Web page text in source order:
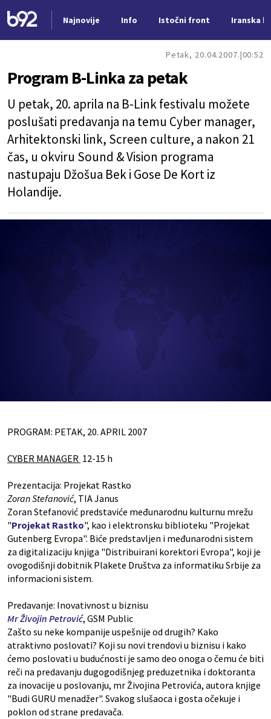
Najnovije Info Istočni front Iranska
Petak, 20.04.2007. 00:52
Program B-Linka za petak
U petak, 20. aprila na B-Link festivalu možete
poslušati predavanja na temu Cyber manager,
Arhitektonski link, Screen culture, a nakon 21
čas, u okviru Sound & Vision programa
nastupaju Džošua Bek i Gose De Kort iz
Holandije.
PROGRAM: PETAK, 20. APRIL 2007
CYBER MANAGER 12-15 h
Prezentacija: Projekat Rastko
Zoran Stefanović, TIA Janus
Zoran Stefanović predstaviće međunarodnu kulturnu mrežu
"Projekat Rastko", kao i elektronsku biblioteku "Projekat
Gutenberg Evropa". Biće predstavljen i međunarodni sistem
za digitalizaciju knjiga "Distribuirani korektori Evropa", koji je
ovogodišnji dobitnik Plakete Društva za informatiku Srbije za
informacioni sistem.
Predavanje: Inovativnost u biznisu
Mr Živojin Petrović, GSM Public
Zašto su neke kompanije uspešnije od drugih? Kako
atraktivno poslovati? Koji su novi trendovi u biznisu i kako
ćemo poslovati u budućnosti je samo deo onoga o čemu će biti
reči na predavanju dugogodišnjeg preduzetnika i doktoranta
za inovacije u poslovanju, mr Živojina Petrovića, autora knjige
"Budi GURU menadžer". Svakog slušaoca i gosta očekuje i
poklon od strane predavača.